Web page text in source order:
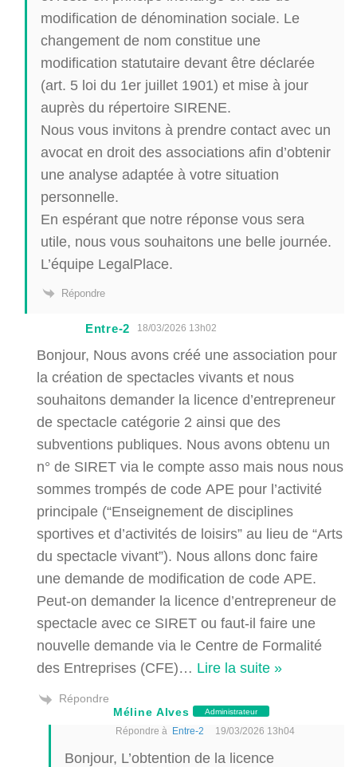
modification de dénomination sociale. Le
changement de nom constitue une
modification statutaire devant être déclarée
(art. 5 loi du 1er juillet 1901) et mise à jour
auprès du répertoire SIRENE.
Nous vous invitons à prendre contact avec un
avocat en droit des associations afin d’obtenir
une analyse adaptée à votre situation
personnelle.
En espérant que notre réponse vous sera
utile, nous vous souhaitons une belle journée.
L’équipe LegalPlace.
Répondre
Entre-2 18/03/2026 13h02
Bonjour, Nous avons créé une association pour
la création de spectacles vivants et nous
souhaitons demander la licence d’entrepreneur
de spectacle catégorie 2 ainsi que des
subventions publiques. Nous avons obtenu un
n° de SIRET via le compte asso mais nous nous
sommes trompés de code APE pour l’activité
principale (“Enseignement de disciplines
sportives et d’activités de loisirs” au lieu de “Arts
du spectacle vivant”). Nous allons donc faire
une demande de modification de code APE.
Peut-on demander la licence d’entrepreneur de
spectacle avec ce SIRET ou faut-il faire une
nouvelle demande via le Centre de Formalité
des Entreprises (CFE)… Lire la suite »
Répondre
Méline Alves
Administrateur
Répondre à Entre-2 19/03/2026 13h04
Bonjour, L’obtention de la licence